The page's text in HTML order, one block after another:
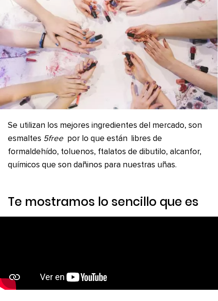
Se utilizan los mejores ingredientes del mercado, son
esmaltes 5free por lo que están
libres de
formaldehído, toluenos, ftalatos de dibutilo, alcanfor,
químicos que son dañinos para nuestras uñas.
Te mostramos lo sencillo que es